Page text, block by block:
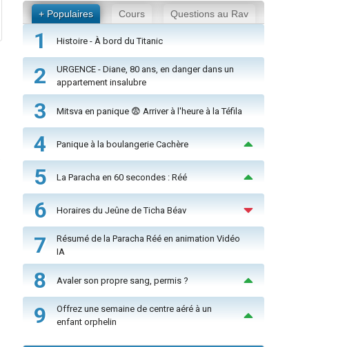
+ Populaires Cours Questions au Rav
1 Histoire - À bord du Titanic
2
URGENCE - Diane, 80 ans, en danger dans un
appartement insalubre
3 Mitsva en panique 😨 Arriver à l'heure à la Téfila
4 Panique à la boulangerie Cachère
5 La Paracha en 60 secondes : Réé
6 Horaires du Jeûne de Ticha Béav
7
Résumé de la Paracha Réé en animation Vidéo
IA
8 Avaler son propre sang, permis ?
9
Offrez une semaine de centre aéré à un
enfant orphelin